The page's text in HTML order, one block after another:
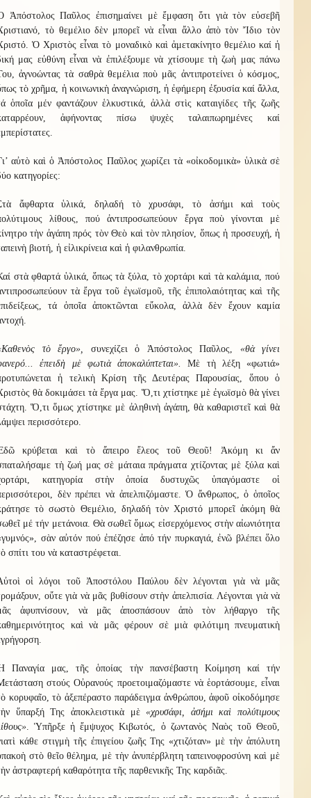
Ἀπόστολος Παῦλος ἐπισημαίνει μὲ ἔμφαση ὅτι γιὰ τὸν εὐσεβῆ
τὸ θεμέλιο δὲν μπορεῖ νὰ εἶναι ἄλλο ἀπὸ τὸν Ἴδιο τὸν
Ὁ Χριστὸς εἶναι τὸ μοναδικὸ καὶ ἀμετακίνητο θεμέλιο καί ἡ
μας εὐθύνη εἶναι νὰ ἐπιλέξουμε νὰ χτίσουμε τὴ ζωὴ μας πάνω
ἀγνοώντας τὰ σαθρὰ θεμέλια ποὺ μᾶς ἀντιπροτείνει ὁ κόσμος,
τὸ χρῆμα, ἡ κοινωνικὴ ἀναγνώριση, ἡ ἐφήμερη ἐξουσία καί ἄλλα,
ὁποῖα μέν φαντάζουν ἑλκυστικά, ἀλλὰ στὶς καταιγίδες τῆς ζωῆς
ἀφήνοντας πίσω ψυχὲς ταλαιπωρημένες καί
αὐτὸ καὶ ὁ Ἀπόστολος Παῦλος χωρίζει τὰ «οἰκοδομικὰ» ὑλικὰ σὲ
κατηγορίες:
ἄφθαρτα ὑλικά, δηλαδή τὸ χρυσάφι, τὸ ἀσήμι καὶ τοὺς
λίθους, πού ἀντιπροσωπεύουν ἔργα ποὺ γίνονται μὲ
τὴν ἀγάπη πρός τὸν Θεὸ καὶ τὸν πλησίον, ὅπως ἡ προσευχή, ἡ
βιοτή, ἡ εἰλικρίνεια καὶ ἡ φιλανθρωπία.
στὰ φθαρτά ὑλικά, ὅπως τὰ ξύλα, τὸ χορτάρι καὶ τὰ καλάμια, πού
τὰ ἔργα τοῦ ἐγωϊσμοῦ, τῆς ἐπιπολαιότητας καὶ τῆς
τά ὁποῖα ἀποκτῶνται εὔκολα, ἀλλὰ δὲν ἔχουν καμία
τὸ ἔργο», συνεχίζει ὁ Ἀπόστολος Παῦλος, «θὰ γίνει
ἐπειδὴ μὲ φωτιὰ ἀποκαλύπτεται».
Μὲ τὴ λέξη «φωτιά»
ἡ τελικὴ Κρίση τῆς Δευτέρας Παρουσίας, ὅπου ὁ
θὰ δοκιμάσει τὰ ἔργα μας. Ὅ,τι χτίστηκε μὲ ἐγωϊσμὸ θὰ γίνει
Ὅ,τι ὅμως χτίστηκε μὲ ἀληθινὴ ἀγάπη, θὰ καθαριστεῖ καὶ θὰ
περισσότερο.
κρύβεται καὶ τὸ ἄπειρο ἔλεος τοῦ Θεοῦ! Ἀκόμη κι ἄν
τὴ ζωή μας σὲ μάταια πράγματα χτίζοντας μὲ ξύλα καὶ
κατηγορία στὴν ὁποία δυστυχῶς ὑπαγόμαστε οἱ
δὲν πρέπει νὰ ἀπελπιζόμαστε. Ὁ ἄνθρωπος, ὁ ὁποῖος
τὸ σωστὸ Θεμέλιο, δηλαδή τὸν Χριστό μπορεῖ ἀκόμη θὰ
μέ τήν μετάνοια. Θὰ σωθεῖ ὅμως εἰσερχόμενος στὴν αἰωνιότητα
σὰν αὐτόν πού ἐπέζησε ἀπό τήν πυρκαγιά, ἐνῶ βλέπει ὅλο
σπίτι του νὰ καταστρέφεται.
οἱ λόγοι τοῦ Ἀποστόλου Παύλου δὲν λέγονται γιὰ νὰ μᾶς
οὔτε γιὰ νὰ μᾶς βυθίσουν στὴν ἀπελπισία. Λέγονται γιὰ νὰ
ἀφυπνίσουν, νὰ μᾶς ἀποσπάσουν ἀπὸ τὸν λήθαργο τῆς
καὶ νὰ μᾶς φέρουν σὲ μιὰ φιλότιμη πνευματικὴ
Παναγία μας, τῆς ὁποίας τὴν πανσέβαστη Κοίμηση καί τήν
στούς Οὐρανούς προετοιμαζόμαστε νὰ ἑορτάσουμε, εἶναι
κορυφαῖο, τὸ ἀξεπέραστο παράδειγμα ἀνθρώπου, ἀφοῦ οἰκοδόμησε
ὕπαρξή Της ἀποκλειστικὰ μὲ«χρυσάφι, ἀσήμι καὶ πολύτιμους
. Ὑπῆρξε ἡ ἔμψυχος Κιβωτός, ὁ ζωντανὸς Ναὸς τοῦ Θεοῦ,
κάθε στιγμὴ τῆς ἐπιγείου ζωῆς Της «χτιζόταν» μὲ τὴν ἀπόλυτη
στὸ θεῖο θέλημα, μὲ τὴν ἀνυπέρβλητη ταπεινοφροσύνη καὶ μὲ
ἀστραφτερή καθαρότητα τῆς παρθενικῆς Της καρδιᾶς.